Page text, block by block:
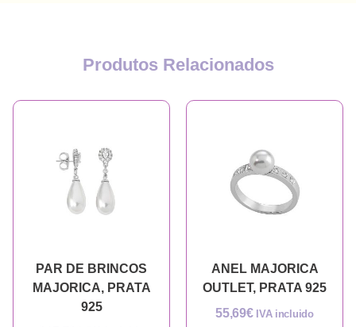
Produtos Relacionados
PAR DE BRINCOS
MAJORICA, PRATA
925
ANEL MAJORICA
OUTLET, PRATA 925
55,69€ IVA incluido